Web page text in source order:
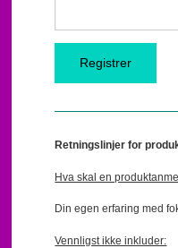
Retningslinjer for
Hva skal en
Din egen erfaring med
Vennligst ikke inkluder: